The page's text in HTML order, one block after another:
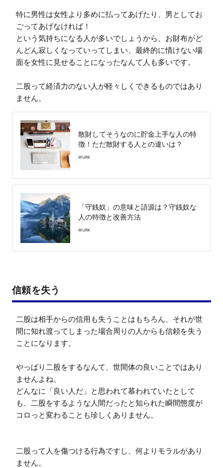
特に男性は女性より多めに払ってあげたり、男としてお
ごってあげなければ！
という気持ちになる人が多いでしょうから、お財布がど
んどん寂しくなっていってしまい、最終的に情けない場
面を女性に見せることになったなんて人も多いです。
二股って経済力のない人が軽々しくできるものではあり
ません。
散財してそうなのに貯金上手な人の特
徴！ただ散財する人との違いは？
WURK
「守銭奴」の意味と語源は？守銭奴な
人の特徴と改善方法
WURK
信頼を失う
二股は相手からの信用も失うことはもちろん、それが世
間に知れ渡ってしまった場合周りの人からも信頼を失う
ことになります。
やっぱり二股をするなんて、世間体の良いことではあり
ませんよね。
どんなに「良い人だ」と思われて慕われていたとして
も、二股をするような人間だったと知られた瞬間態度が
コロっと変わることも珍しくありません。
二股って人を傷つける行為ですし、何よりモラルがあり
ません。